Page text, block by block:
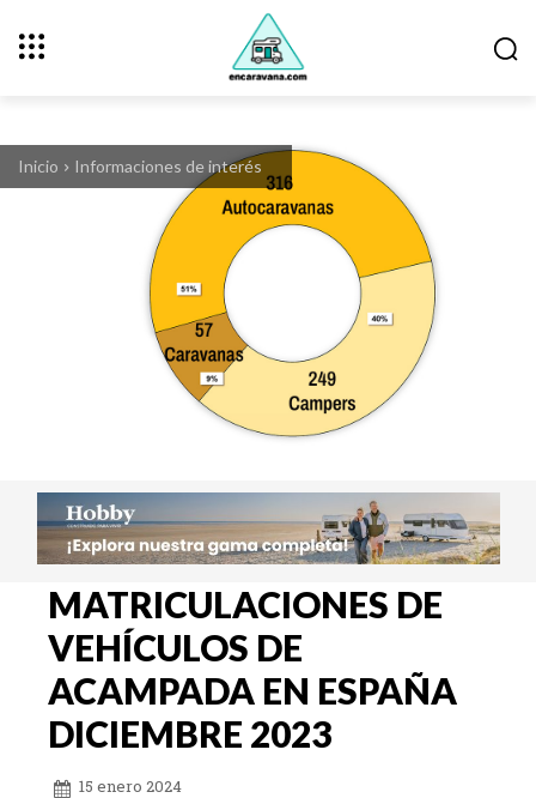
Inicio Informaciones de interés
MATRICULACIONES DE
VEHÍCULOS DE
ACAMPADA EN ESPAÑA
DICIEMBRE 2023
15 enero 2024